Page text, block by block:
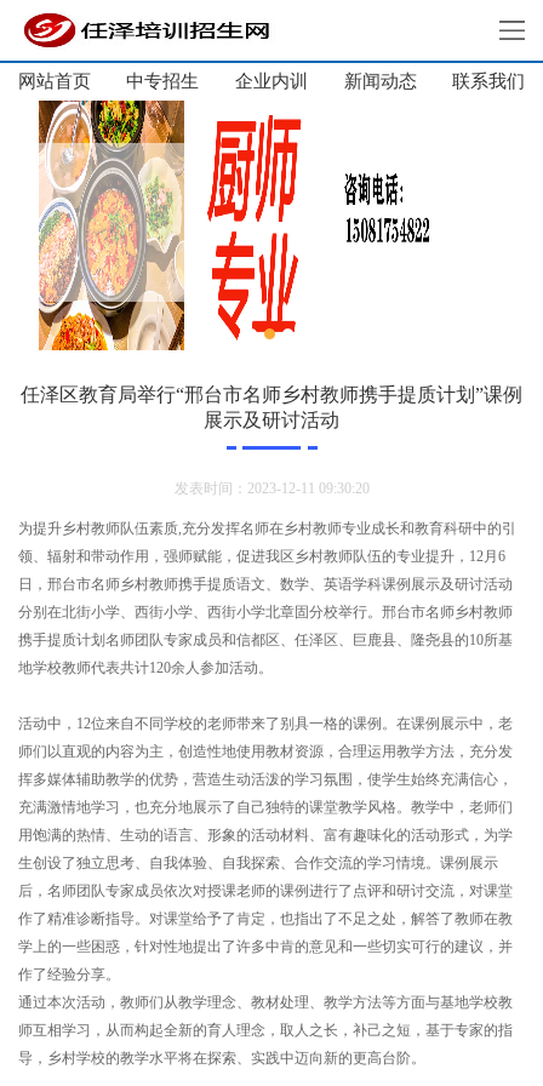
网站首页
关于我们
网站首页 中专招生 企业内训 新闻动态 联系我们
任泽区教育局举行“邢台市名师乡村教师携手提质计划”课例
展示及研讨活动
发表时间：2023-12-11 09:30:20
为提升乡村教师队伍素质,充分发挥名师在乡村教师专业成长和教育科研中的引
领、辐射和带动作用，强师赋能，促进我区乡村教师队伍的专业提升，12月6
日，邢台市名师乡村教师携手提质语文、数学、英语学科课例展示及研讨活动
分别在北街小学、西街小学、西街小学北章固分校举行。邢台市名师乡村教师
携手提质计划名师团队专家成员和信都区、任泽区、巨鹿县、隆尧县的10所基
地学校教师代表共计120余人参加活动。
活动中，12位来自不同学校的老师带来了别具一格的课例。在课例展示中，老
师们以直观的内容为主，创造性地使用教材资源，合理运用教学方法，充分发
挥多媒体辅助教学的优势，营造生动活泼的学习氛围，使学生始终充满信心，
充满激情地学习，也充分地展示了自己独特的课堂教学风格。教学中，老师们
用饱满的热情、生动的语言、形象的活动材料、富有趣味化的活动形式，为学
生创设了独立思考、自我体验、自我探索、合作交流的学习情境。课例展示
后，名师团队专家成员依次对授课老师的课例进行了点评和研讨交流，对课堂
作了精准诊断指导。对课堂给予了肯定，也指出了不足之处，解答了教师在教
学上的一些困惑，针对性地提出了许多中肯的意见和一些切实可行的建议，并
作了经验分享。
通过本次活动，教师们从教学理念、教材处理、教学方法等方面与基地学校教
师互相学习，从而构起全新的育人理念，取人之长，补己之短，基于专家的指
导，乡村学校的教学水平将在探索、实践中迈向新的更高台阶。